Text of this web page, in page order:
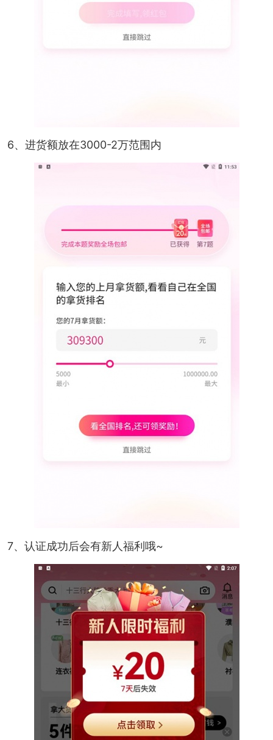
6、进货额放在3000-2万范围内
7、认证成功后会有新人福利哦~